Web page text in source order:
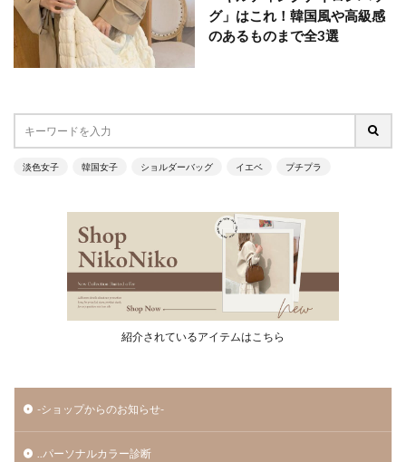
グ」はこれ！韓国風や高級感
のあるものまで全3選
淡色女子 韓国女子 ショルダーバッグ イエベ プチプラ
紹介されているアイテムはこちら
-ショップからのお知らせ-
..パーソナルカラー診断